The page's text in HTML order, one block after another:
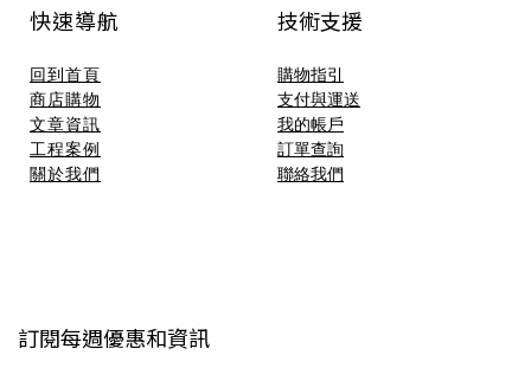
快速導航
回到首頁
商店購物
文章資訊
工程案例
關於我們
技術支援​
購物指引
支付與運送
我的帳戶
訂單查詢
聯絡我們
訂閱每週優惠和資訊